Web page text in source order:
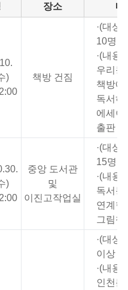
장소 내
)
책방 건짐
·(대상)
10명
·(내용)
우리동
책방에
독서하
에세이
출판
)
중앙 도서관
및
이진고작업실
·(대상)
15명
·(내용)
독서동
연계한
그림책
·(대상
이상
·(내용)
인천문